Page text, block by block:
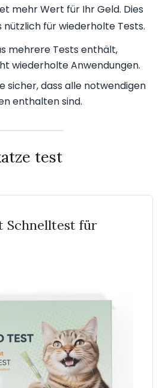
mehr Wert für Ihr Geld. Dies
nützlich für wiederholte Tests.
mehrere Tests enthält,
wiederholte Anwendungen.
sicher, dass alle notwendigen
enthalten sind.
test
Schnelltest für